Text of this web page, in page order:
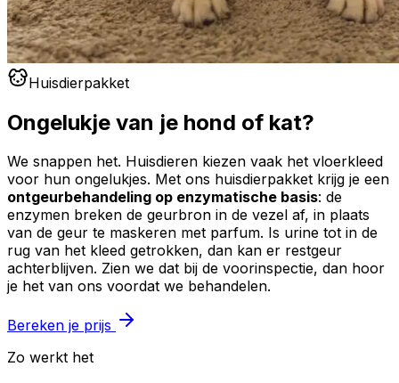
Huisdierpakket
Ongelukje van je hond of kat?
We snappen het. Huisdieren kiezen vaak het vloerkleed
voor hun ongelukjes. Met ons huisdierpakket krijg je een
ontgeurbehandeling op enzymatische basis: de
enzymen breken de geurbron in de vezel af, in plaats
van de geur te maskeren met parfum. Is urine tot in de
rug van het kleed getrokken, dan kan er restgeur
achterblijven. Zien we dat bij de voorinspectie, dan hoor
je het van ons voordat we behandelen.
Bereken je prijs
Zo werkt het